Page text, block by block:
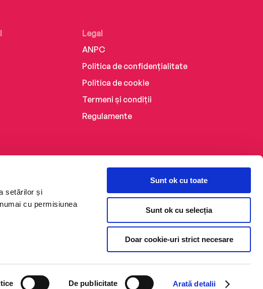
setărilor și
cu permisiunea
De publicitate Arată detalii
Sunt ok cu toate
Sunt ok cu selecția
Doar cookie-uri strict necesare
Legal
ANPC
Politica de confidențialitate
Politica de cookie
Termeni și condiții
Regulamente